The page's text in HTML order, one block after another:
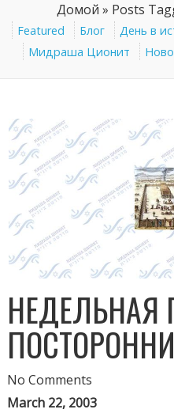
Домой » Posts
Featured Блог День в
Мидраша Ционит
НЕДЕЛЬНАЯ
No Comments
March 22, 2003